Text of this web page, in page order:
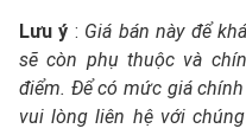
Lưu ý : Giá bán này để
sẽ còn phụ thuộc và
điểm. Để có mức giá
vui lòng liên hệ với